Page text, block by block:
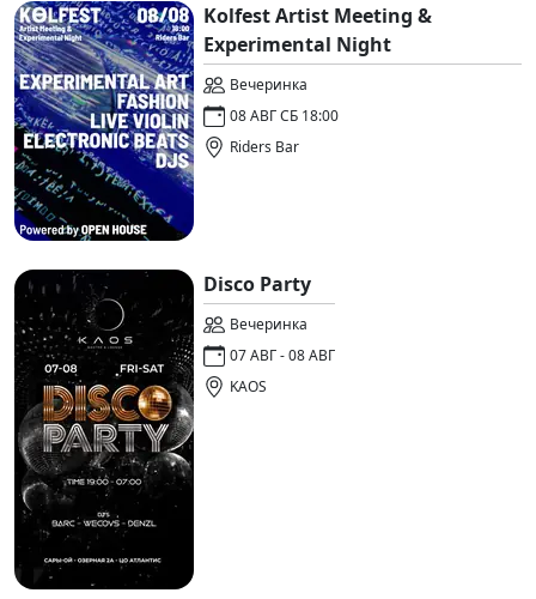
Kolfest Artist Meeting &
Experimental Night
Вечеринка
08 АВГ СБ 18:00
Riders Bar
Disco Party
Вечеринка
07 АВГ - 08 АВГ
KAOS